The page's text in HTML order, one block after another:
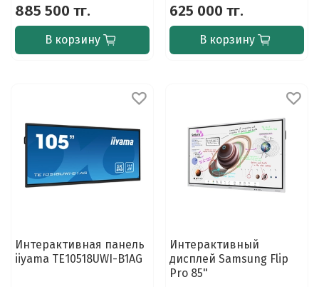
885 500 тг.
В корзину
625 000 тг.
В корзину
Интерактивная панель
iiyama TE10518UWI-B1AG
Интерактивный
дисплей Samsung Flip
Pro 85"